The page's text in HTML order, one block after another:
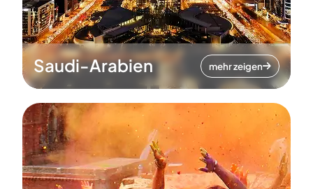
Saudi-Arabien mehr zeigen